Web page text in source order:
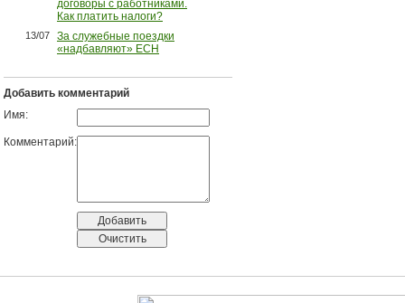
договоры с работниками.
Как платить налоги?
13/07
За служебные поездки
«надбавляют» ЕСН
Добавить комментарий
Имя:
Комментарий: